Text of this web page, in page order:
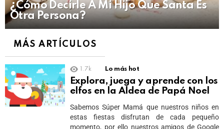
¿Cómo Decirle A Mi Hijo Que Santa Es
Otra Persona?
MÁS ARTÍCULOS
1.7k Lo más hot
Explora, juega y aprende con los
elfos en la Aldea de Papá Noel
Sabemos Súper Mamá que nuestros niños en
estas fiestas disfrutan de cada pequeño
momento, por ello nuestros amigos de Google